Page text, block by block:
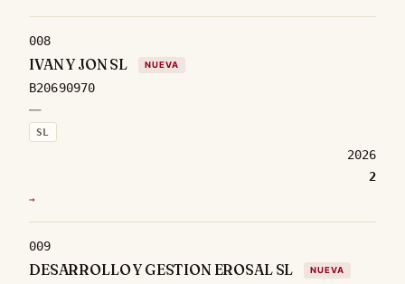
008
IVAN Y JON SL NUEVA
B20690970
—
SL
2026
2
→
009
DESARROLLO Y GESTION EROSAL SL NUEVA